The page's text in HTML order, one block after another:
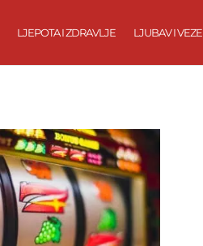
LJEPOTA I ZDRAVLJE LJUBAV I VEZE